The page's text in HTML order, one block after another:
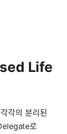
Life
각의 분리된
로